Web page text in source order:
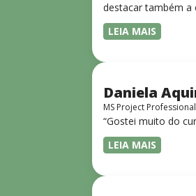
destacar também
complexos de
desejam iniciar ou
LEIA MAIS
Daniela
MS Project
“Gostei muito do
LEIA MAIS